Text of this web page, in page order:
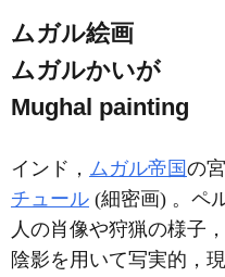
ムガル絵画
ムガルかいが
Mughal painting
インド， ムガル帝国の
チュール (細密画) 。ペ
人の肖像や狩猟の様子
陰影を用いて写実的，